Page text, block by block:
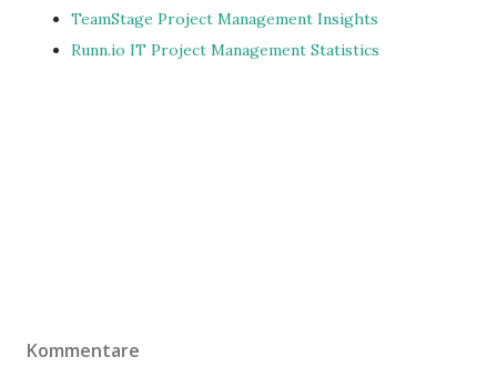
TeamStage Project Management Insights
Runn.io IT Project Management Statistics
Kommentare